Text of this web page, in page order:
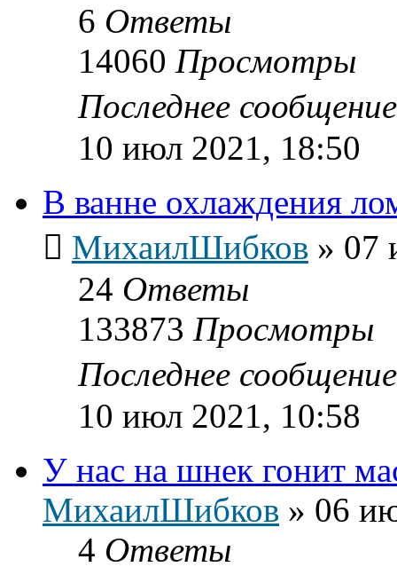
6 Ответы
14060 Просмотры
Последнее
10 июл 2021, 18:50
В ванне охлаждения
МихаилШибков » 07
24 Ответы
133873 Просмотры
Последнее
10 июл 2021, 10:58
У нас на шнек гонит
МихаилШибков » 06
4 Ответы